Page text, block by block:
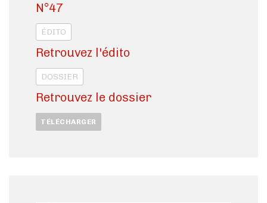
N°47
ÉDITO
Retrouvez l'édito
DOSSIER
Retrouvez le dossier
TÉLÉCHARGER